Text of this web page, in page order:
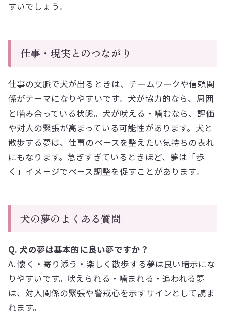
すいでしょう。
仕事・現実とのつながり
仕事の文脈で犬が出るときは、チームワークや信頼関
係がテーマになりやすいです。犬が協力的なら、周囲
と噛み合っている状態。犬が吠える・噛むなら、評価
や対人の緊張が高まっている可能性があります。犬と
散歩する夢は、仕事のペースを整えたい気持ちの表れ
にもなります。急ぎすぎているときほど、夢は「歩
く」イメージでペース調整を促すことがあります。
犬の夢のよくある質問
Q. 犬の夢は基本的に良い夢ですか？
A. 懐く・寄り添う・楽しく散歩する夢は良い暗示にな
りやすいです。吠えられる・噛まれる・追われる夢
は、対人関係の緊張や警戒心を示すサインとして読ま
れます。